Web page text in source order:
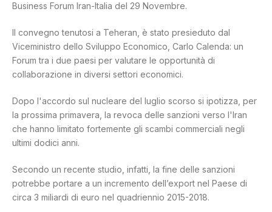
Business Forum Iran-Italia del 29 Novembre.
Il convegno tenutosi a Teheran, è stato presieduto dal
Viceministro dello Sviluppo Economico, Carlo Calenda: un
Forum tra i due paesi per valutare le opportunità di
collaborazione in diversi settori economici.
Dopo l'accordo sul nucleare del luglio scorso si ipotizza, per
la prossima primavera, la revoca delle sanzioni verso l'Iran
che hanno limitato fortemente gli scambi commerciali negli
ultimi dodici anni.
Secondo un recente studio, infatti, la fine delle sanzioni
potrebbe portare a un incremento dell’export nel Paese di
circa 3 miliardi di euro nel quadriennio 2015-2018.